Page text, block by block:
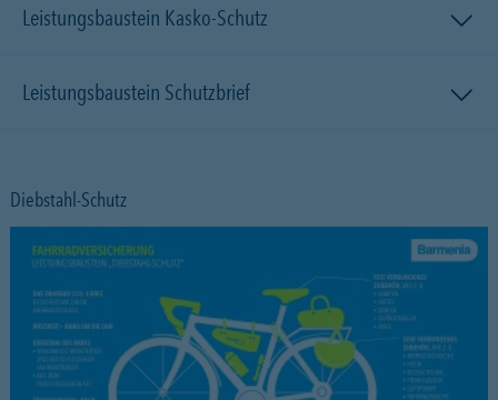
Leistungsbaustein Kasko-Schutz
Leistungsbaustein Schutzbrief
Diebstahl-Schutz